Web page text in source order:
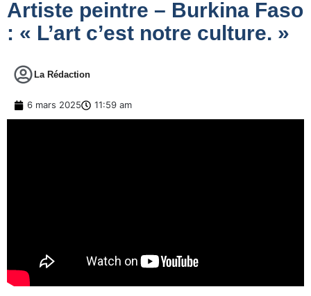
Artiste peintre – Burkina Faso
: « L’art c’est notre culture. »
La Rédaction
6 mars 2025 11:59 am